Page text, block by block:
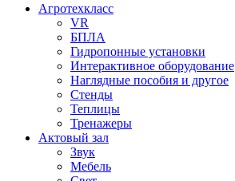
Агротехкласс
VR
БПЛА
Гидропонные установки
Интерактивное оборудование
Наглядные пособия и другое
Стенды
Теплицы
Тренажеры
Актовый зал
Звук
Мебель